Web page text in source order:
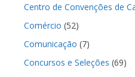
Centro de Convenções de
Comércio (52)
Comunicação (7)
Concursos e Seleções (69)